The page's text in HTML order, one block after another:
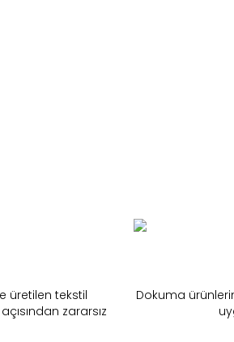
üretilen tekstil
zararsız
Dokuma